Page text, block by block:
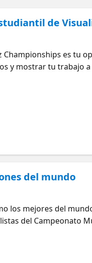
de
Championships es
y mostrar tu trabajo
de diseño y
del mundo
los mejores del
del Campeonato
su experiencia, ver
creadores de